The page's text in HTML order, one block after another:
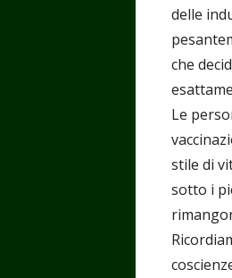
delle
che
Le
stile di
sotto i